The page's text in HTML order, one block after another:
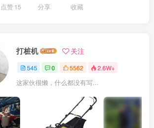
点赞15 分享 收藏
打桩机 关注
545 0 5562 2.6W+
这家伙很懒，什么都没有写...